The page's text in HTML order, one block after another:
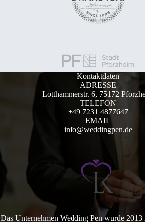
Kontaktdaten
ADRESSE
Lotthammerstr. 6, 75172
TELEFON
+49 7231 4877647
EMAIL
info@weddingpen.de
Das Unternehmen Wedding Pen wurde 2013